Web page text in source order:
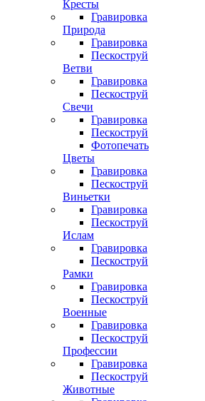
Кресты
Гравировка
Природа
Гравировка
Пескоструй
Ветви
Гравировка
Пескоструй
Свечи
Гравировка
Пескоструй
Фотопечать
Цветы
Гравировка
Пескоструй
Виньетки
Гравировка
Пескоструй
Ислам
Гравировка
Пескоструй
Рамки
Гравировка
Пескоструй
Военные
Гравировка
Пескоструй
Профессии
Гравировка
Пескоструй
Животные